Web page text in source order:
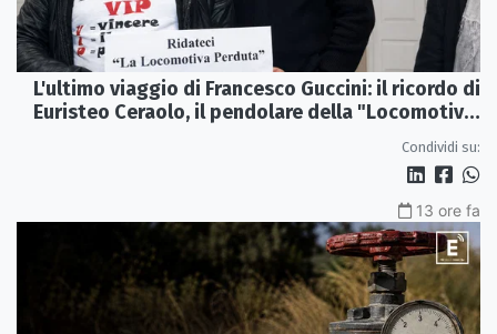
L'ultimo viaggio di Francesco Guccini: il ricordo di
Euristeo Ceraolo, il pendolare della "Locomotiva
Condividi su:
13 ore fa